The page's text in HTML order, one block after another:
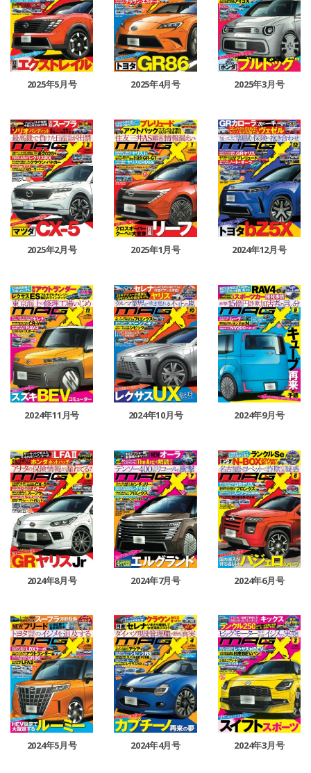
2025年5月号 2025年4月号 2025年3月号
2025年2月号 2025年1月号 2024年12月号
2024年11月号 2024年10月号 2024年9月号
2024年8月号 2024年7月号 2024年6月号
2024年5月号 2024年4月号 2024年3月号